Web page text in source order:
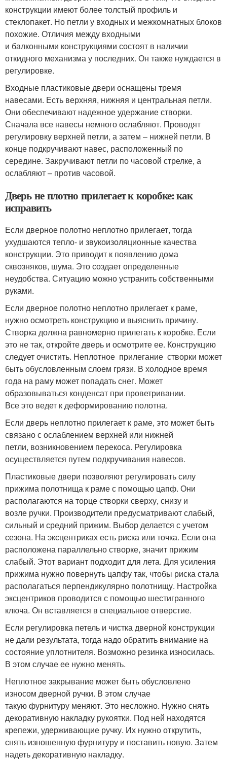
конструкции имеют более толстый профиль и
стеклопакет. Но петли у входных и межкомнатных блоков
похожие. Отличия между входными
и балконными конструкциями состоят в наличии
откидного механизма у последних. Он также нуждается в
регулировке.
Входные пластиковые двери оснащены тремя
навесами. Есть верхняя, нижняя и центральная петли.
Они обеспечивают надежное удержание створки.
Сначала все навесы немного ослабляют. Проводят
регулировку верхней петли, а затем – нижней петли. В
конце подкручивают навес, расположенный по
середине. Закручивают петли по часовой стрелке, а
ослабляют – против часовой.
Дверь не плотно прилегает к коробке: как
исправить
Если дверное полотно неплотно прилегает, тогда
ухудшаются тепло- и звукоизоляционные качества
конструкции. Это приводит к появлению дома
сквозняков, шума. Это создает определенные
неудобства. Ситуацию можно устранить собственными
руками.
Если дверное полотно неплотно прилегает к раме,
нужно осмотреть конструкцию и выяснить причину.
Створка должна равномерно прилегать к коробке. Если
это не так, откройте дверь и осмотрите ее. Конструкцию
следует очистить. Неплотное прилегание створки может
быть обусловленным слоем грязи. В холодное время
года на раму может попадать снег. Может
образовываться конденсат при проветривании.
Все это ведет к деформированию полотна.
Если дверь неплотно прилегает к раме, это может быть
связано с ослаблением верхней или нижней
петли, возникновением перекоса. Регулировка
осуществляется путем подкручивания навесов.
Пластиковые двери позволяют регулировать силу
прижима полотнища к раме с помощью цапф. Они
располагаются на торце створки сверху, снизу и
возле ручки. Производители предусматривают слабый,
сильный и средний прижим. Выбор делается с учетом
сезона. На эксцентриках есть риска или точка. Если она
расположена параллельно створке, значит прижим
слабый. Этот вариант подходит для лета. Для усиления
прижима нужно повернуть цапфу так, чтобы риска стала
располагаться перпендикулярно полотнищу. Настройка
эксцентриков проводится с помощью шестигранного
ключа. Он вставляется в специальное отверстие.
Если регулировка петель и чистка дверной конструкции
не дали результата, тогда надо обратить внимание на
состояние уплотнителя. Возможно резинка износилась.
В этом случае ее нужно менять.
Неплотное закрывание может быть обусловлено
износом дверной ручки. В этом случае
такую фурнитуру меняют. Это несложно. Нужно снять
декоративную накладку рукоятки. Под ней находятся
крепежи, удерживающие ручку. Их нужно открутить,
снять изношенную фурнитуру и поставить новую. Затем
надеть декоративную накладку.